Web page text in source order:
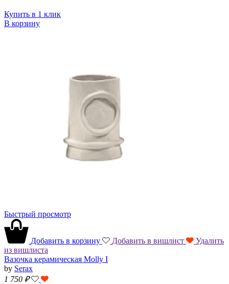
Купить в 1 клик
В корзину
Быстрый просмотр
Добавить в корзину Добавить в вишлист
Удалить
из вишлиста
Вазочка керамическая Molly I
by Serax
1 750 ₽